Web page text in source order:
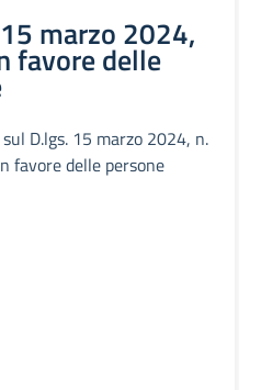
marzo 2024,
favore delle
D.lgs. 15 marzo 2024, n.
favore delle persone